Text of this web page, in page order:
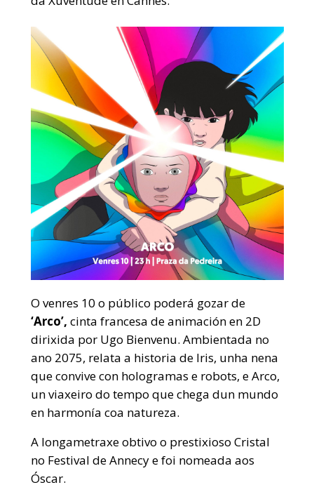
O venres 10 o público poderá gozar de
‘Arco’, cinta francesa de animación en 2D
dirixida por Ugo Bienvenu. Ambientada no
ano 2075, relata a historia de Iris, unha nena
que convive con hologramas e robots, e Arco,
un viaxeiro do tempo que chega dun mundo
en harmonía coa natureza.
A longametraxe obtivo o prestixioso Cristal
no Festival de Annecy e foi nomeada aos
Óscar.